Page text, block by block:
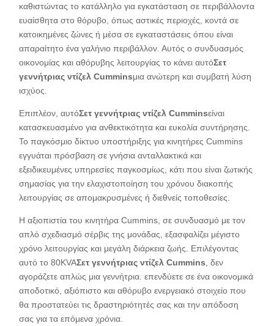
καθιστώντας το κατάλληλο για εγκατάσταση σε περιβάλλοντα
ευαίσθητα στο θόρυβο, όπως αστικές περιοχές, κοντά σε
κατοικημένες ζώνες ή μέσα σε εγκαταστάσεις όπου είναι
απαραίτητο ένα γαλήνιο περιβάλλον. Αυτός ο συνδυασμός
οικονομίας και αθόρυβης λειτουργίας το κάνει αυτόΣετ
γεννήτριας ντίζελ Cumminsμια ανώτερη και συμβατή λύση
ισχύος.
Επιπλέον, αυτόΣετ γεννήτριας ντίζελ Cumminsείναι
κατασκευασμένο για ανθεκτικότητα και ευκολία συντήρησης.
Το παγκόσμιο δίκτυο υποστήριξης για κινητήρες Cummins
εγγυάται πρόσβαση σε γνήσια ανταλλακτικά και
εξειδικευμένες υπηρεσίες παγκοσμίως, κάτι που είναι ζωτικής
σημασίας για την ελαχιστοποίηση του χρόνου διακοπής
λειτουργίας σε απομακρυσμένες ή διεθνείς τοποθεσίες.
Η αξιοπιστία του κινητήρα Cummins, σε συνδυασμό με τον
απλό σχεδιασμό σέρβις της μονάδας, εξασφαλίζει μέγιστο
χρόνο λειτουργίας και μεγάλη διάρκεια ζωής. Επιλέγοντας
αυτό το 80KVAΣετ γεννήτριας ντίζελ Cummins , δεν
αγοράζετε απλώς μια γεννήτρια. επενδύετε σε ένα οικονομικά
αποδοτικό, αξιόπιστο και αθόρυβο ενεργειακό στοιχείο που
θα προστατεύει τις δραστηριότητές σας και την απόδοση
σας για τα επόμενα χρόνια.